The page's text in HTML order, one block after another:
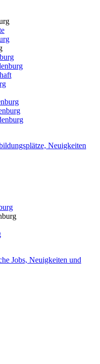
Neuigkeiten
Jobs, Neuigkeiten und